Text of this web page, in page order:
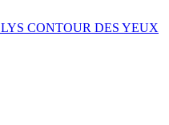
CONTOUR DES YEUX